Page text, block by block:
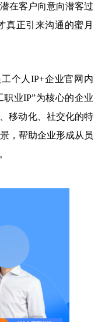
在客户向意向潜客过
真正引来沟通的蜜月
个人IP+企业官网内
业IP”为核心的企业
移动化、社交化的特
，帮助企业形成从员